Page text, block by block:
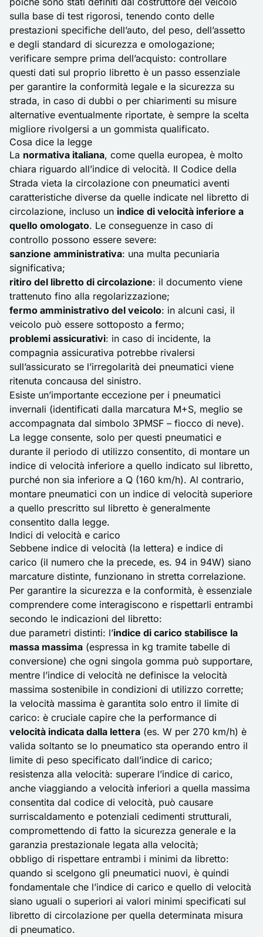
sulla base di test rigorosi, tenendo conto delle
prestazioni specifiche dell’auto, del peso, dell’assetto
e degli standard di sicurezza e omologazione;
verificare sempre prima dell’acquisto: controllare
questi dati sul proprio libretto è un passo essenziale
per garantire la conformità legale e la sicurezza su
strada, in caso di dubbi o per chiarimenti su misure
alternative eventualmente riportate, è sempre la scelta
migliore rivolgersi a un gommista qualificato.
Cosa dice la legge
La normativa italiana, come quella europea, è molto
chiara riguardo all’indice di velocità. Il Codice della
Strada vieta la circolazione con pneumatici aventi
caratteristiche diverse da quelle indicate nel libretto di
circolazione, incluso un indice di velocità inferiore a
quello omologato. Le conseguenze in caso di
controllo possono essere severe:
sanzione amministrativa: una multa pecuniaria
significativa;
ritiro del libretto di circolazione: il documento viene
trattenuto fino alla regolarizzazione;
fermo amministrativo del veicolo: in alcuni casi, il
veicolo può essere sottoposto a fermo;
problemi assicurativi: in caso di incidente, la
compagnia assicurativa potrebbe rivalersi
sull’assicurato se l’irregolarità dei pneumatici viene
ritenuta concausa del sinistro.
Esiste un’importante eccezione per i pneumatici
invernali (identificati dalla marcatura M+S, meglio se
accompagnata dal simbolo 3PMSF – fiocco di neve).
La legge consente, solo per questi pneumatici e
durante il periodo di utilizzo consentito, di montare un
indice di velocità inferiore a quello indicato sul libretto,
purché non sia inferiore a Q (160 km/h). Al contrario,
montare pneumatici con un indice di velocità superiore
a quello prescritto sul libretto è generalmente
consentito dalla legge.
Indici di velocità e carico
Sebbene indice di velocità (la lettera) e indice di
carico (il numero che la precede, es. 94 in 94W) siano
marcature distinte, funzionano in stretta correlazione.
Per garantire la sicurezza e la conformità, è essenziale
comprendere come interagiscono e rispettarli entrambi
secondo le indicazioni del libretto:
due parametri distinti: l’indice di carico stabilisce la
massa massima (espressa in kg tramite tabelle di
conversione) che ogni singola gomma può supportare,
mentre l’indice di velocità ne definisce la velocità
massima sostenibile in condizioni di utilizzo corrette;
la velocità massima è garantita solo entro il limite di
carico: è cruciale capire che la performance di
velocità indicata dalla lettera (es. W per 270 km/h) è
valida soltanto se lo pneumatico sta operando entro il
limite di peso specificato dall’indice di carico;
resistenza alla velocità: superare l’indice di carico,
anche viaggiando a velocità inferiori a quella massima
consentita dal codice di velocità, può causare
surriscaldamento e potenziali cedimenti strutturali,
compromettendo di fatto la sicurezza generale e la
garanzia prestazionale legata alla velocità;
obbligo di rispettare entrambi i minimi da libretto:
quando si scelgono gli pneumatici nuovi, è quindi
fondamentale che l’indice di carico e quello di velocità
siano uguali o superiori ai valori minimi specificati sul
libretto di circolazione per quella determinata misura
di pneumatico.